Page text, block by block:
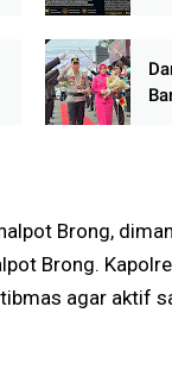
Brong,
Brong.
agar aktif